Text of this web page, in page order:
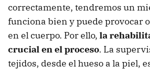
correctamente, tendremos un
funciona bien y puede provocar
en el cuerpo. Por ello, la
crucial en el proceso. La
tejidos, desde el hueso a la piel,